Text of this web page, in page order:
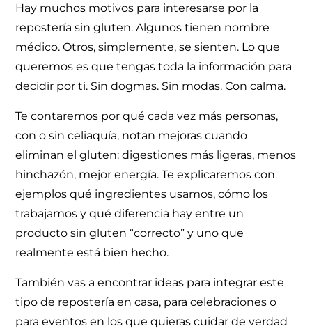
Hay muchos motivos para interesarse por la
repostería sin gluten. Algunos tienen nombre
médico. Otros, simplemente, se sienten. Lo que
queremos es que tengas toda la información para
decidir por ti. Sin dogmas. Sin modas. Con calma.
Te contaremos por qué cada vez más personas,
con o sin celiaquía, notan mejoras cuando
eliminan el gluten: digestiones más ligeras, menos
hinchazón, mejor energía. Te explicaremos con
ejemplos qué ingredientes usamos, cómo los
trabajamos y qué diferencia hay entre un
producto sin gluten “correcto” y uno que
realmente está bien hecho.
También vas a encontrar ideas para integrar este
tipo de repostería en casa, para celebraciones o
para eventos en los que quieras cuidar de verdad